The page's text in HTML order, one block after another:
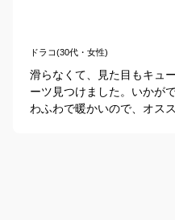
ドラコ(30代・女性)
滑らなくて、見た目もキュ
ーツ見つけました。いかが
わふわで暖かいので、オス